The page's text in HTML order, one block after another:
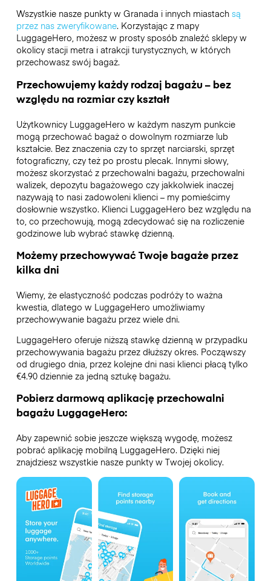
Wszystkie nasze punkty w Granada i innych miastach są
przez nas zweryfikowane. Korzystając z mapy
LuggageHero, możesz w prosty sposób znaleźć sklepy w
okolicy stacji metra i atrakcji turystycznych, w których
przechowasz swój bagaż.
Przechowujemy każdy rodzaj bagażu – bez
względu na rozmiar czy kształt
Użytkownicy LuggageHero w każdym naszym punkcie
mogą przechować bagaż o dowolnym rozmiarze lub
kształcie. Bez znaczenia czy to sprzęt narciarski, sprzęt
fotograficzny, czy też po prostu plecak. Innymi słowy,
możesz skorzystać z przechowalni bagażu, przechowalni
walizek, depozytu bagażowego czy jakkolwiek inaczej
nazywają to nasi zadowoleni klienci – my pomieścimy
dosłownie wszystko. Klienci LuggageHero bez względu na
to, co przechowują, mogą zdecydować się na rozliczenie
godzinowe lub wybrać stawkę dzienną.
Możemy przechowywać Twoje bagaże przez
kilka dni
Wiemy, że elastyczność podczas podróży to ważna
kwestia, dlatego w LuggageHero umożliwiamy
przechowywanie bagażu przez wiele dni.
LuggageHero oferuje niższą stawkę dzienną w przypadku
przechowywania bagażu przez dłuższy okres. Począwszy
od drugiego dnia, przez kolejne dni nasi klienci płacą tylko
€4.90 dziennie za jedną sztukę bagażu.
Pobierz darmową aplikację przechowalni
bagażu LuggageHero:
Aby zapewnić sobie jeszcze większą wygodę, możesz
pobrać aplikację mobilną LuggageHero. Dzięki niej
znajdziesz wszystkie nasze punkty w Twojej okolicy.